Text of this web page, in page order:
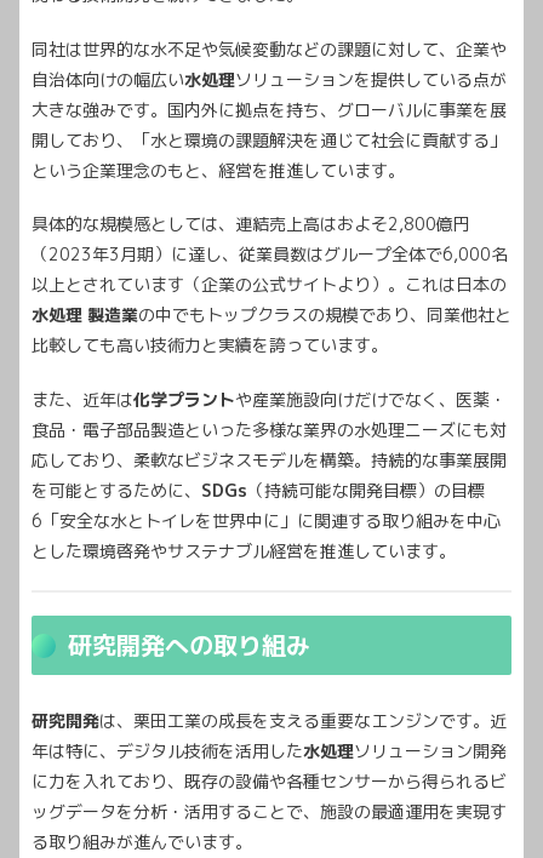
同社は世界的な水不足や気候変動などの課題に対して、企業や
自治体向けの幅広い水処理ソリューションを提供している点が
大きな強みです。国内外に拠点を持ち、グローバルに事業を展
開しており、「水と環境の課題解決を通じて社会に貢献する」
という企業理念のもと、経営を推進しています。
具体的な規模感としては、連結売上高はおよそ2,800億円
（2023年3月期）に達し、従業員数はグループ全体で6,000名
以上とされています（企業の公式サイトより）。これは日本の
水処理 製造業の中でもトップクラスの規模であり、同業他社と
比較しても高い技術力と実績を誇っています。
また、近年は化学プラントや産業施設向けだけでなく、医薬・
食品・電子部品製造といった多様な業界の水処理ニーズにも対
応しており、柔軟なビジネスモデルを構築。持続的な事業展開
を可能とするために、 SDGs （持続可能な開発目標）の目標
6「安全な水とトイレを世界中に」に関連する取り組みを中心
とした環境啓発やサステナブル経営を推進しています。
研究開発への取り組み
研究開発は、栗田工業の成長を支える重要なエンジンです。近
年は特に、デジタル技術を活用した水処理ソリューション開発
に力を入れており、既存の設備や各種センサーから得られるビ
ッグデータを分析・活用することで、施設の最適運用を実現す
る取り組みが進んでいます。